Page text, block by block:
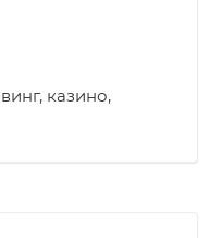
казино,